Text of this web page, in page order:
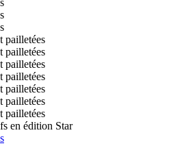
en édition Star